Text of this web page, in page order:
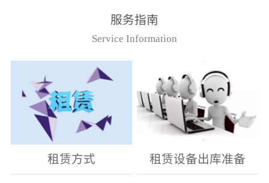
服务指南
Service Information
租赁方式 租赁设备出库准备